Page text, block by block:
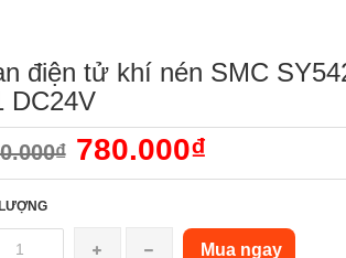
điện tử khí nén SMC
DC24V
780.000₫
Mua ngay